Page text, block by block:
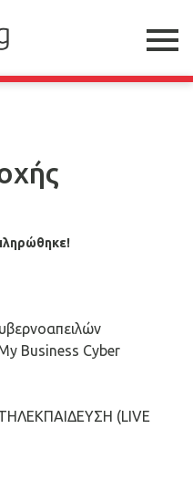
Business Cyber
(LIVE